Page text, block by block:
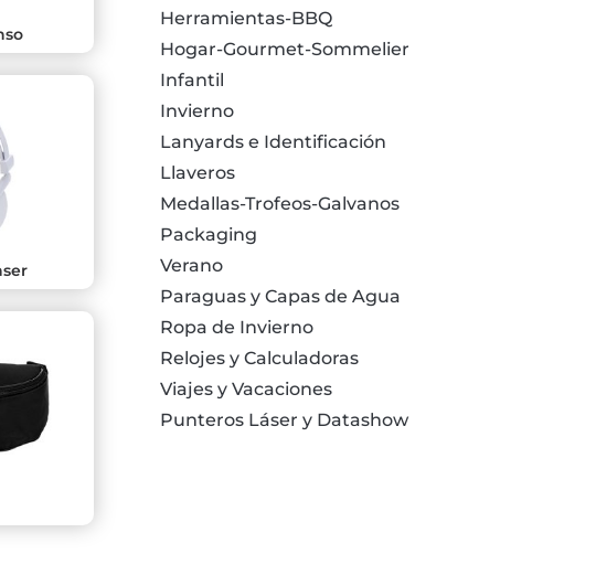
Herramientas-BBQ
Hogar-Gourmet-Sommelier
Infantil
Invierno
Lanyards e Identificación
Llaveros
Medallas-Trofeos-Galvanos
Packaging
Verano
Paraguas y Capas de Agua
Ropa de Invierno
Relojes y Calculadoras
Viajes y Vacaciones
Punteros Láser y Datashow